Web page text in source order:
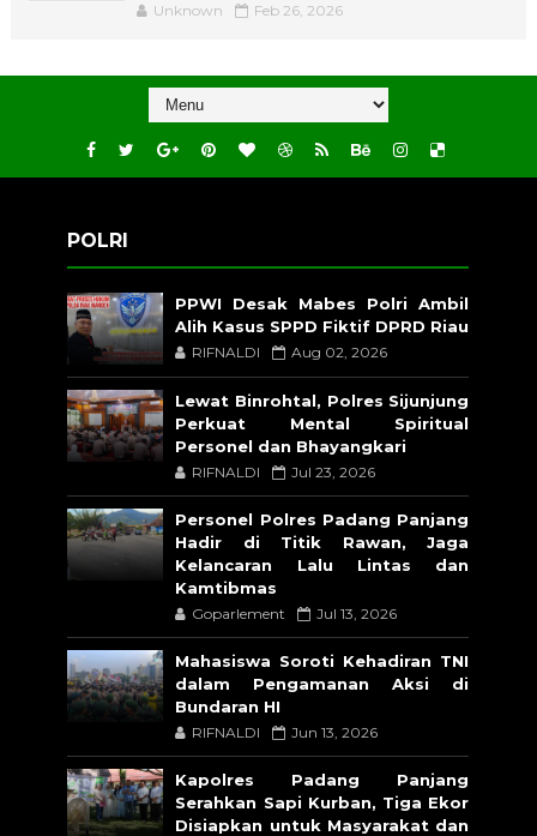
Unknown Feb 26, 2026
POLRI
PPWI Desak Mabes Polri Ambil
Alih Kasus SPPD Fiktif DPRD Riau
RIFNALDI Aug 02, 2026
Lewat Binrohtal, Polres Sijunjung
Perkuat Mental Spiritual
Personel dan Bhayangkari
RIFNALDI Jul 23, 2026
Personel Polres Padang Panjang
Hadir di Titik Rawan, Jaga
Kelancaran Lalu Lintas dan
Kamtibmas
Goparlement Jul 13, 2026
Mahasiswa Soroti Kehadiran TNI
dalam Pengamanan Aksi di
Bundaran HI
RIFNALDI Jun 13, 2026
Kapolres Padang Panjang
Serahkan Sapi Kurban, Tiga Ekor
Disiapkan untuk Masyarakat dan